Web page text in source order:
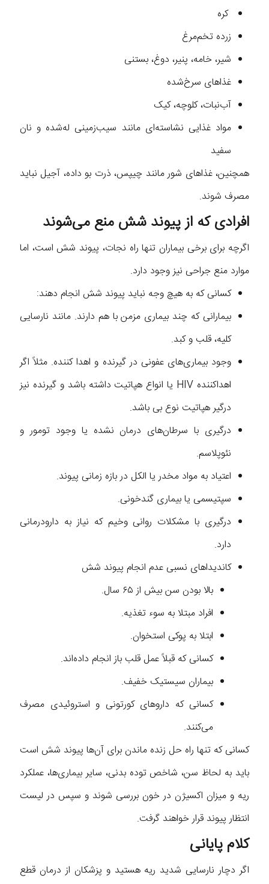
کره
زرده تخم‌مرغ
شیر، خامه، پنیر، دوغ، بستنی
غذاهای سرخ‌شده
آب‌نبات، کلوچه، کیک
مواد غذایی نشاسته‌ای مانند سیب‌زمینی له‌شده و نان
سفید
همچنین، غذاهای شور مانند چیپس، ذرت بو داده، آجیل نباید
مصرف شوند.
افرادی که از پیوند شش منع می‌شوند
اگرچه برای برخی بیماران تنها راه نجات، پیوند‌ شش است، اما
موارد منع جراحی نیز وجود دارد.
کسانی که به هیچ وجه نباید پیوند‌‌ شش انجام دهند:
بیمارانی که چند بیماری مزمن با هم دارند. مانند نارسایی
کلیه، قلب و کبد.
وجود بیماری‌های عفونی در گیرنده و اهدا کننده. مثلاً اگر
اهداکننده HIV یا انواع هپاتیت داشته باشد و گیرنده نیز
درگیر هپاتیت نوع بی باشد.
درگیری با سرطان‌های درمان نشده یا وجود تومور و
نئوپلاسم.
اعتیاد به مواد مخدر یا الکل در بازه زمانی پیوند.
سپتیسمی یا بیماری گندخونی.
درگیری با مشکلات روانی وخیم که نیاز به دارودرمانی
دارد.
کاندیداهای نسبی عدم انجام پیوند‌ شش
بالا بودن سن بیش از ۶۵ سال.
افراد مبتلا به سوء تغذیه.
ابتلا به پوکی استخوان.
کسانی که قبلاً عمل قلب باز انجام داده‌اند.
بیماران سیستیک خفیف.
کسانی که داروهای کورتونی و استروئیدی مصرف
می‌کنند.
کسانی که تنها راه حل زنده ماندن برای آن‌ها پیوند‌ شش است
باید به لحاظ سن، شاخص توده بدنی، سایر بیماری‌ها، عملکرد
ریه و میزان اکسیژن در خون بررسی شوند و سپس در لیست
انتظار پیوند قرار خواهند گرفت.
کلام پایانی
اگر دچار نارسایی شدید ریه هستید و پزشکان از درمان قطع